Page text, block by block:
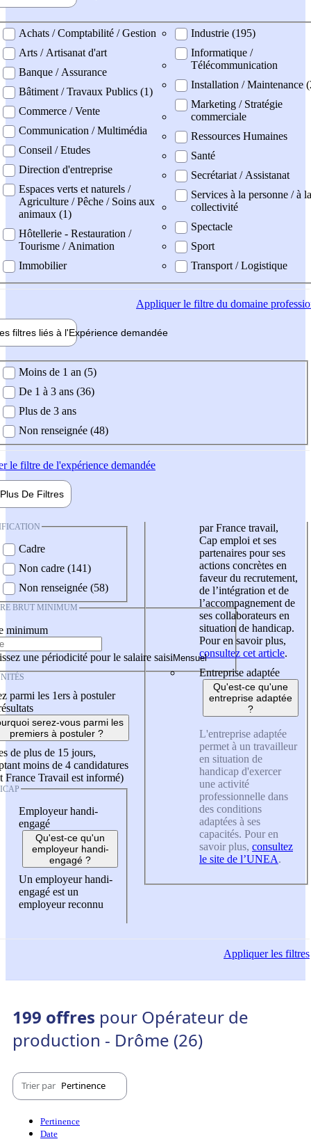
professionel
Achats / Comptabilité / Gestion
Arts / Artisanat d'art
Banque / Assurance
Bâtiment / Travaux Publics (1)
Commerce / Vente
Communication / Multimédia
Conseil / Etudes
Direction d'entreprise
Espaces verts et naturels /
Agriculture / Pêche / Soins aux
animaux (1)
Hôtellerie - Restauration /
Tourisme / Animation
Immobilier
Industrie (195)
Informatique /
Télécommunication
Installation / Maintenance
Marketing / Stratégie
commerciale
Ressources Humaines
Santé
Secrétariat / Assistanat
Services à la personne / à la
collectivité
Spectacle
Sport
Transport / Logistique
Appliquerle filtre du domaine
filtres liés à l'Expérience demandée
demandée
Moins de 1 an (5)
De 1 à 3 ans (36)
Plus de 3 ans
Non renseignée (48)
le filtre de l'expérience demandée
Plus De Filtres
Cadre
Non cadre (141)
Non renseignée (58)
BRUT MINIMUM
minimum
une périodicité pour le salaire saisi
parmi les 1ers à postuler
serez-vous parmi les
premiers à postuler ?
de plus de 15 jours,
moins de 4 candidatures
France Travail est informé)
Employeur handi-
engagé
Qu'est-ce qu'un
employeur handi-
engagé ?
Un employeur handi-
engagé est un
employeur reconnu
par France travail,
Cap emploi et ses
partenaires pour ses
actions concrètes en
faveur du recrutement,
de l’intégration et de
l’accompagnement de
ses collaborateurs en
situation de handicap.
Pour en savoir plus,
consultez cet article.
Entreprise adaptée
Qu'est-ce qu'une
entreprise adaptée
?
L'entreprise adaptée
permet à un travailleur
en situation de
handicap d'exercer
une activité
professionnelle dans
des conditions
adaptées à ses
capacités. Pour en
savoir plus, consultez
le site de l’UNEA.
Appliquerles filtres
199 offres pour Opérateur de
production - Drôme (26)
Trier par Pertinence
Pertinence
Date